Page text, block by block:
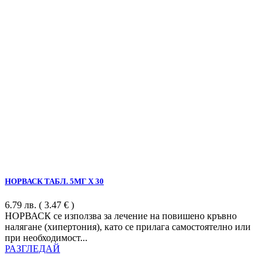
НОРВАСК ТАБЛ. 5МГ Х 30
6.79 лв. ( 3.47 € )
НОРВАСК се използва за лечение на повишено кръвно
налягане (хипертония), като се прилага самостоятелно или
при необходимост...
РАЗГЛЕДАЙ